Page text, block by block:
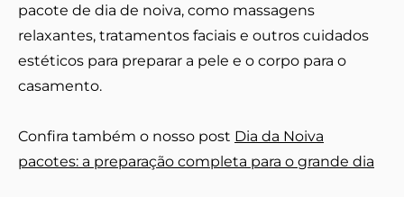
pacote de dia de noiva, como massagens
relaxantes, tratamentos faciais e outros cuidados
estéticos para preparar a pele e o corpo para o
casamento.
Confira também o nosso post Dia da Noiva
pacotes: a preparação completa para o grande dia